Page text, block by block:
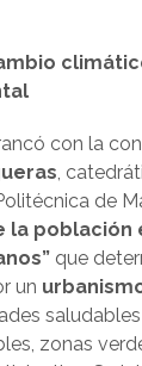
con la
,
de
la población
que
un
zonas